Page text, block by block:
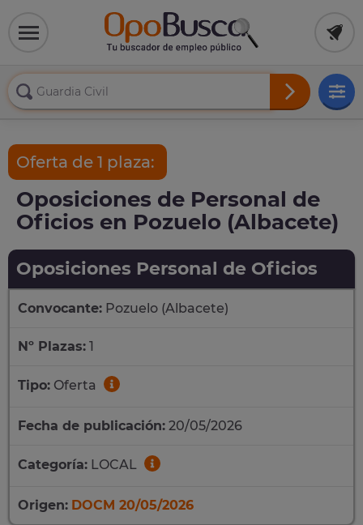
Oferta de 1 plaza:
Oposiciones de Personal de
Oficios en Pozuelo (Albacete)
Oposiciones Personal de Oficios
Convocante: Pozuelo (Albacete)
Nº Plazas: 1
Tipo: Oferta
Fecha de publicación: 20/05/2026
Categoría: LOCAL
Origen: DOCM 20/05/2026